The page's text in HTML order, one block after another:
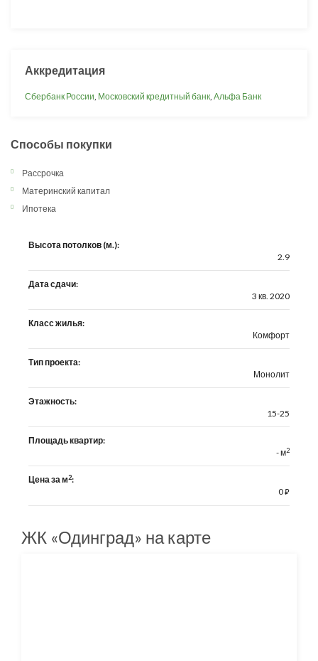
Аккредитация
Сбербанк России, Московский кредитный банк, Альфа Банк
Способы покупки
Рассрочка
Материнский капитал
Ипотека
Высота потолков (м.):
2.9
Дата сдачи:
3 кв. 2020
Класс жилья:
Комфорт
Тип проекта:
Монолит
Этажность:
15-25
Площадь квартир:
- м2
Цена за м2:
0⃏
ЖК «Одинград» на карте